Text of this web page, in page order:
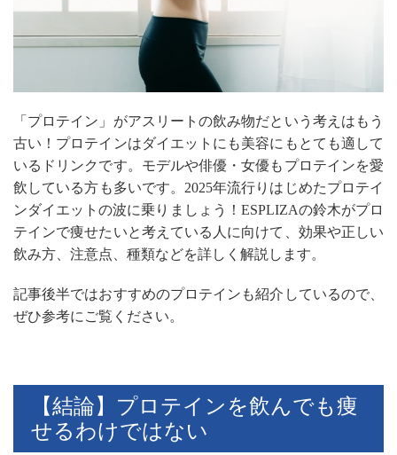
「プロテイン」がアスリートの飲み物だという考えはもう
古い！プロテインはダイエットにも美容にもとても適して
いるドリンクです。 モデルや俳優・女優もプロテインを愛
飲している方も多いです。2025年流行りはじめたプロテイ
ンダイエットの波に乗りましょう！ ESPLIZAの鈴木がプロ
テインで痩せたいと考えている人に向けて、効果や正しい
飲み方、注意点、種類などを詳しく解説します。
記事後半ではおすすめのプロテインも紹介しているので、
ぜひ参考にご覧ください。
【結論】プロテインを飲んでも痩
せるわけではない